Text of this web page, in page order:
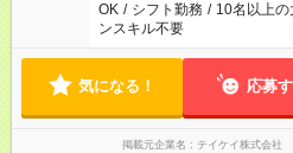
OK / シフト勤務 / 10名以上
ンスキル不要
気になる！ 応募
掲載元企業名 テイケイ株式会社